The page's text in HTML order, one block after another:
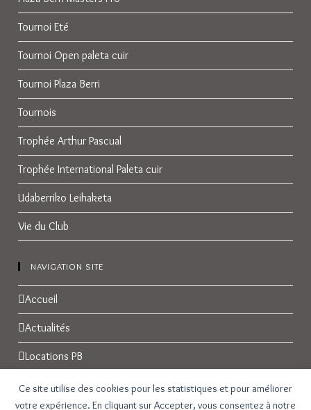
Ce site utilise des cookies pour les statistiques et pour améliorer
votre expérience. En cliquant sur Accepter, vous consentez à notre
Tournoi Eté
Tournoi Open paleta cuir
Tournoi Plaza Berri
Tournois
Trophée Arthur Pascual
Trophée International Paleta cuir
Udaberriko Leihaketa
Vie du Club
NAVIGATION SITE
Accueil
Actualités
Locations PB
Réservations